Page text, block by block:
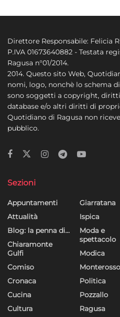
Direttore Responsabile: Felicia
P.IVA 01673640882 - Testata
Ragusa n°01/2014.
2014. Questo sito Web,
nomi, logo, nonchè lo schema
sono soggetti a copyright,
database e/o altri diritti di
Quotidiano di Ragusa non
pubblico.
Sezioni
Appuntamenti
Attualità
Blog: la penna di…
Chiaramonte
Gulfi
Comiso
Cronaca
Cucina
Cultura
Giarratana
Ispica
Moda e
spettacolo
Modica
Politica
Pozzallo
Ragusa